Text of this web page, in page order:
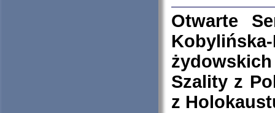
Otwarte
Szality z
z